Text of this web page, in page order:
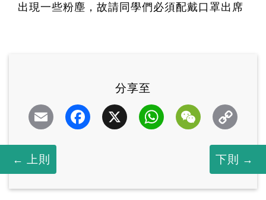
出現一些粉塵，故請同學們必須配戴口罩出席
上則 下則
分享至
Email Facebook
X WhatsAppWeChat